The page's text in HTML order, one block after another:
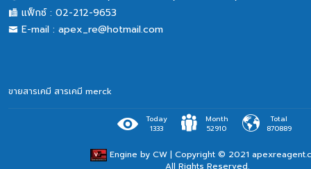
แฟ็กซ์ : 02-212-9653
E-mail : apex_re@hotmail.com
ขายสารเคมี สารเคมี merck
Engine by CW| Copyright © 2021
All Rights Reserved.
Today
1333
Month
52910
Total
870889